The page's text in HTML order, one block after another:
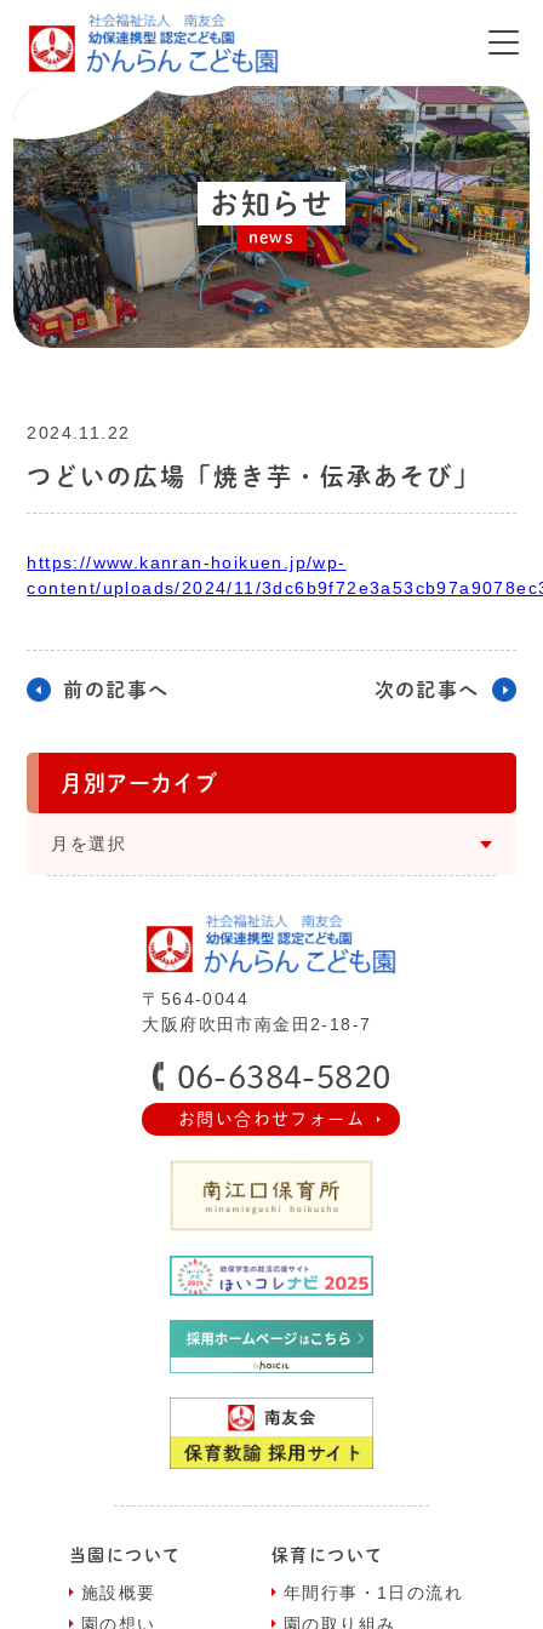
お知らせ
news
2024.11.22
つどいの広場「焼き芋・伝承あそび」
https://www.kanran-hoikuen.jp/wp-
content/uploads/2024/11/
前の記事へ 次の記事へ
月別アーカイブ
⽉を選択
〒564-0044
⼤阪府吹⽥市南⾦⽥2-18-7
06-6384-5820
お問い合わせフォーム
当園について
施設概要
園の想い
保育について
年間⾏事・1⽇の流れ
園の取り組み